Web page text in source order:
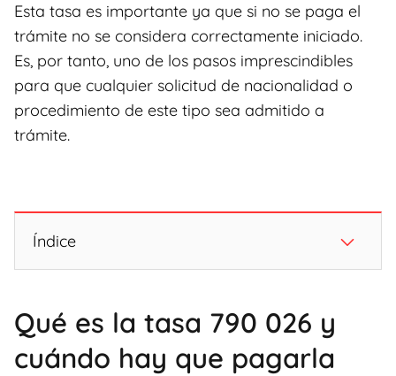
Esta tasa es importante ya que si no se paga el
trámite no se considera correctamente iniciado.
Es, por tanto, uno de los pasos imprescindibles
para que cualquier solicitud de nacionalidad o
procedimiento de este tipo sea admitido a
trámite.
Índice
Qué es la tasa 790 026 y
cuándo hay que pagarla